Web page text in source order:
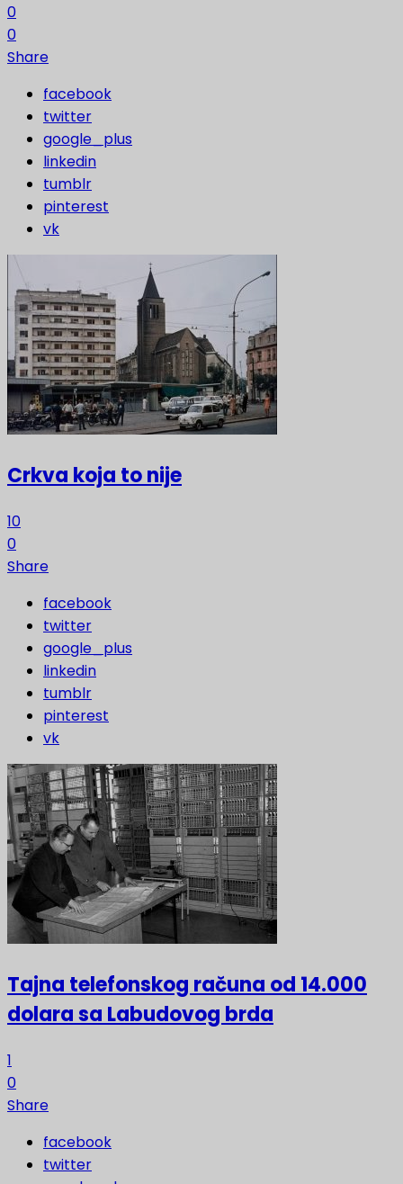
0
0
Share
facebook
twitter
google_plus
linkedin
tumblr
pinterest
vk
Crkva koja to nije
10
0
Share
facebook
twitter
google_plus
linkedin
tumblr
pinterest
vk
Tajna telefonskog računa od 14.000
dolara sa Labudovog brda
1
0
Share
facebook
twitter